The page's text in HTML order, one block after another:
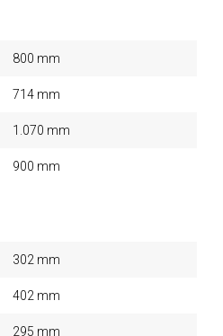
800 mm
714 mm
1.070 mm
900 mm
302 mm
402 mm
295 mm